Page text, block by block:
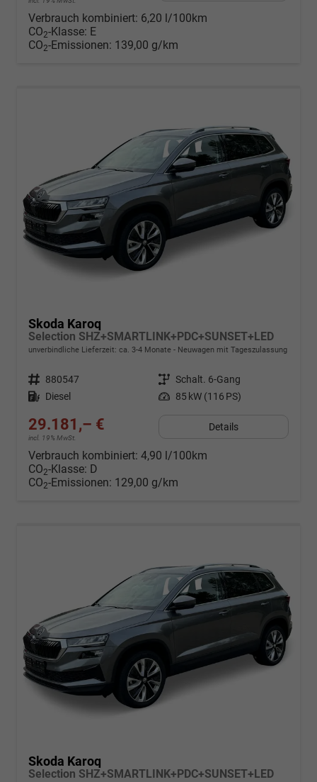
Verbrauch kombiniert: 6,20 l/100km
CO2-Klasse: E
CO2-Emissionen: 139,00 g/km
Skoda Karoq
Selection SHZ+SMARTLINK+PDC+SUNSET+LED
unverbindliche Lieferzeit: ca. 3-4 Monate Neuwagen mit Tageszulassung
Fahrzeugnr. 880547 Getriebe Schalt. 6-Gang
Kraftstoff Diesel Leistung 85 kW (116 PS)
29.181,– €
incl. 19% MwSt.
Details
Verbrauch kombiniert: 4,90 l/100km
CO2-Klasse: D
CO2-Emissionen: 129,00 g/km
Skoda Karoq
Selection SHZ+SMARTLINK+PDC+SUNSET+LED